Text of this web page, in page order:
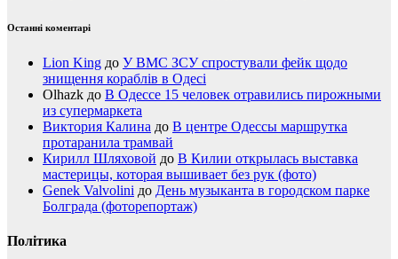
Останні коментарі
Lion King до У ВМС ЗСУ спростували фейк щодо
знищення кораблів в Одесі
Olhazk до В Одессе 15 человек отравились пирожными
из супермаркета
Виктория Калина до В центре Одессы маршрутка
протаранила трамвай
Кирилл Шляховой до В Килии открылась выставка
мастерицы, которая вышивает без рук (фото)
Genek Valvolini до День музыканта в городском парке
Болграда (фоторепортаж)
Політика